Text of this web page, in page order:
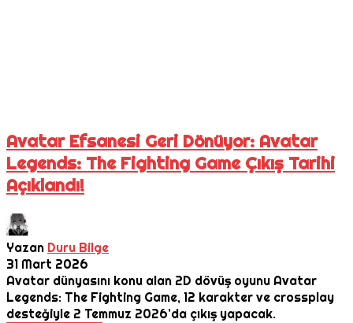
Avatar Efsanesi Geri Dönüyor: Avatar
Legends: The Fighting Game Çıkış Tarihi
Açıklandı!
Yazan Duru Bilge
31 Mart 2026
Avatar dünyasını konu alan 2D dövüş oyunu Avatar
Legends: The Fighting Game, 12 karakter ve crossplay
desteğiyle 2 Temmuz 2026’da çıkış yapacak.